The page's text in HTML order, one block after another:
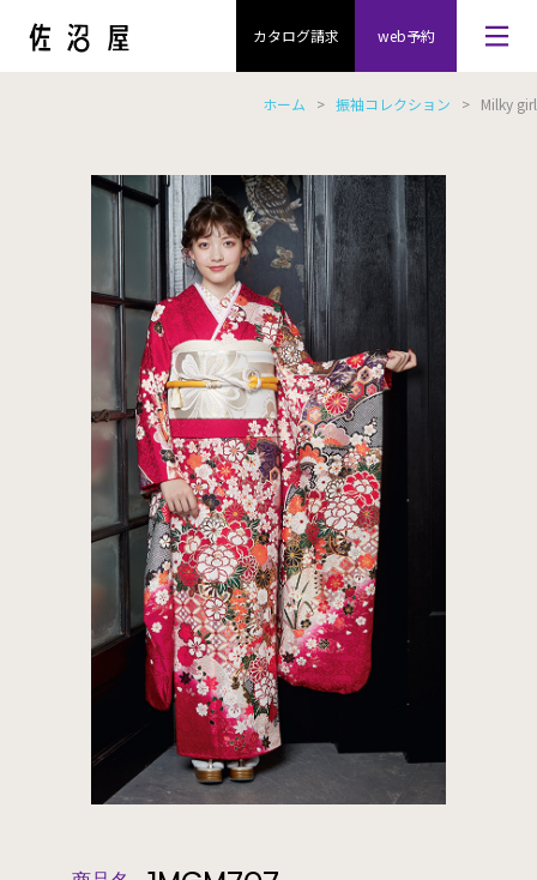
カタログ請求 web予約
ホーム > 振袖コレクション > Milky girl